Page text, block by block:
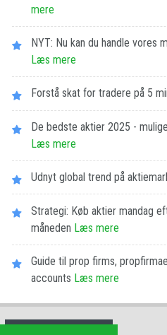
mere
NYT: Nu kan du handle vores
Læs mere
Forstå skat for tradere på 5
De bedste aktier 2025 -
Læs mere
Udnyt global trend på
Strategi: Køb aktier mandag
måneden Læs mere
Guide til prop firms,
accounts Læs mere